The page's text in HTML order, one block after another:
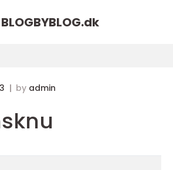
BLOGBYBLOG.dk
by admin